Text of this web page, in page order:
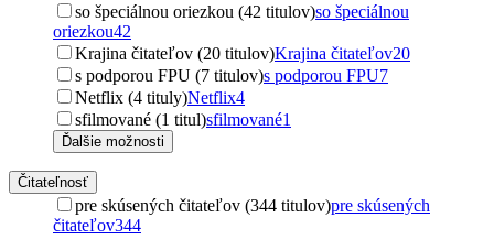
so špeciálnou oriezkou (42 titulov)so špeciálnou
oriezkou42
Krajina čitateľov (20 titulov)Krajina čitateľov20
s podporou FPU (7 titulov)s podporou FPU7
Netflix (4 tituly)Netflix4
sfilmované (1 titul)sfilmované1
Ďalšie možnosti
Čitateľnosť
pre skúsených čitateľov (344 titulov)pre skúsených
čitateľov344